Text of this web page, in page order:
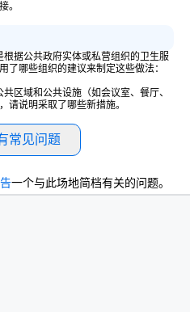
offer
spots
our
will
is
during
with
。
据公共政府实体或私营组织的卫生服
了哪些组织的建议来制定这些做法：
区域和公共设施（如会议室、餐厅、
请说明采取了哪些新措施。
常见问题
一个与此场地简档有关的问题。